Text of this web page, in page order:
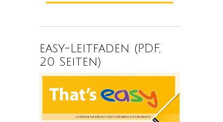
easy-Leitfaden (PDF,
20 Seiten)